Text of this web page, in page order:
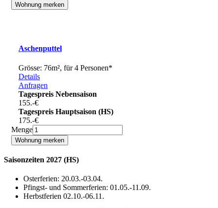
Aschenputtel
Grösse: 76m², für 4 Personen*
Details
Anfragen
Tagespreis Nebensaison
155.-€
Tagespreis Hauptsaison (HS)
175.-€
Menge
Saisonzeiten 2027 (HS)
Osterferien: 20.03.-03.04.
Pfingst- und Sommerferien: 01.05.-11.09.
Herbstferien 02.10.-06.11.